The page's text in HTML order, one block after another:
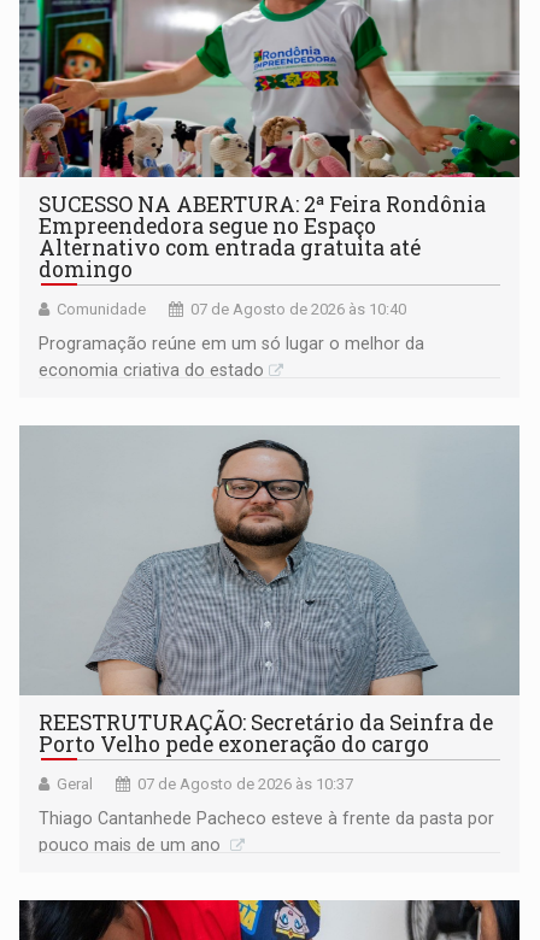
SUCESSO NA ABERTURA: 2ª Feira Rondônia
Empreendedora segue no Espaço
Alternativo com entrada gratuita até
domingo
Comunidade 07 de Agosto de 2026 às 10:40
Programação reúne em um só lugar o melhor da
economia criativa do estado
REESTRUTURAÇÃO: Secretário da Seinfra de
Porto Velho pede exoneração do cargo
Geral 07 de Agosto de 2026 às 10:37
Thiago Cantanhede Pacheco esteve à frente da pasta por
pouco mais de um ano